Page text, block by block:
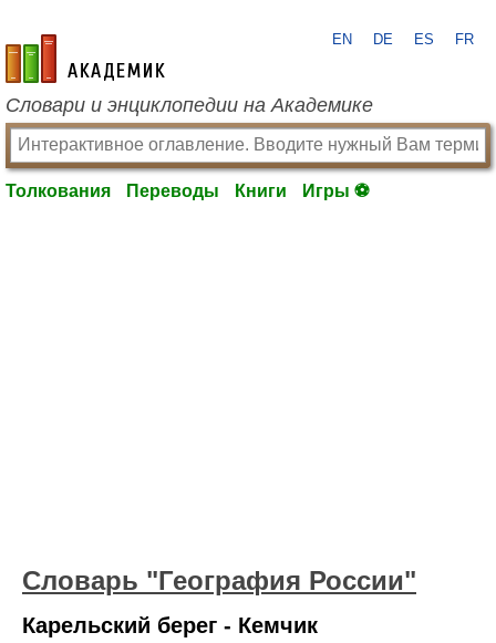
academic.ru
EN DE ES FR
Словари и энциклопедии на Академике
Толкования Переводы Книги Игры ⚽
Словарь "География России"
Карельский берег - Кемчик